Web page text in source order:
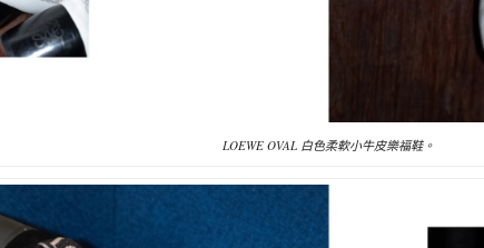
LOEWE OVAL 白色柔軟小牛皮樂福鞋。